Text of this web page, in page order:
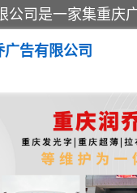
广告有限公司
发光字类
形象墙类